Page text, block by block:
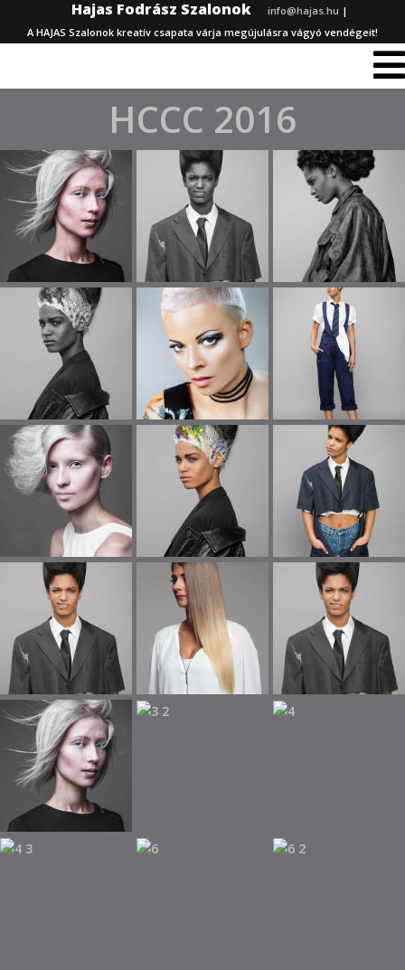
Hajas Fodrász Szalonok info@hajas.hu |
A HAJAS Szalonok kreatív csapata várja megújulásra vágyó vendégeit!
HCCC 2016